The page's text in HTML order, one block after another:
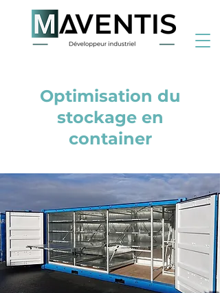
Optimisation du
stockage en
container